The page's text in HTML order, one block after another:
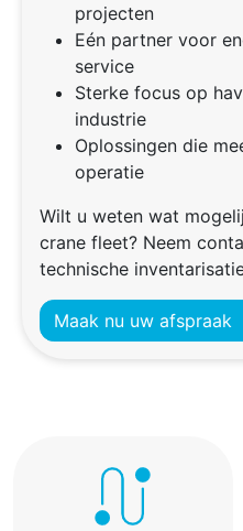
projecten
Eén partner voor
service
Sterke focus op
industrie
Oplossingen die
operatie
Wilt u weten wat
crane fleet? Neem
technische
Maak nu uw afspraak